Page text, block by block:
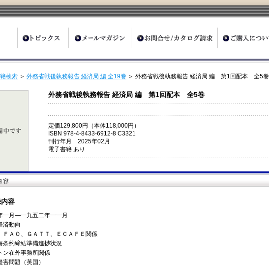
検索 ＞ 外務省戦後執務報告 経済局 編 全19巻 ＞ 外務省戦後執務報告 経済局 編 第1回配本 全5巻
外務省戦後執務報告 経済局 編 第1回配本 全5巻
定価129,800円（本体118,000円）
ISBN 978-4-8433-6912-8 C3321
刊行年月 2025年02月
電子書籍 あり
容
一月―一九五二年一一月
済動向
ＦＡＯ、ＧＡＴＴ、ＥＣＡＦＥ関係
条約締結準備進捗状況
ン在外事務所関係
害問題（英国）